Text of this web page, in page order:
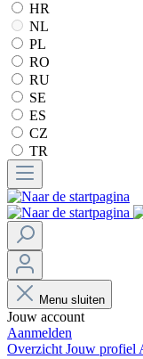
HR
NL
PL
RO
RU
SE
ES
CZ
TR
Menu sluiten
Jouw account
Aanmelden
Overzicht Jouw profiel